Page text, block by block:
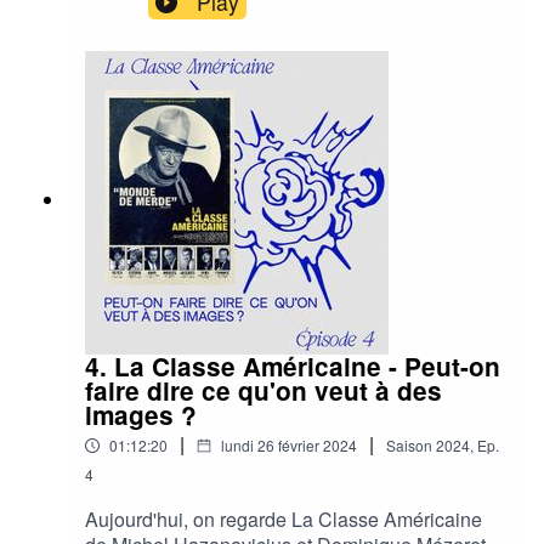
l'époque c'était vraiment inhabituel. Du coup on
est un peu passé à côté en 2018... Mieux vaut
tard que jamais !Attention c'est chaud !Tous les
15 jours, c’est comme aller au ciné avec ses
potes : on découvre un film et on y réagit à chaud
🎙️🎬🔥Cet épisode a été enregistré le 14.12.2024
4. La Classe Américaine - Peut-on
faire dire ce qu'on veut à des
images ?
01:12:20 | lundi 26 février 2024 | Saison 2024, Ep.
4
Aujourd'hui, on regarde La Classe Américaine